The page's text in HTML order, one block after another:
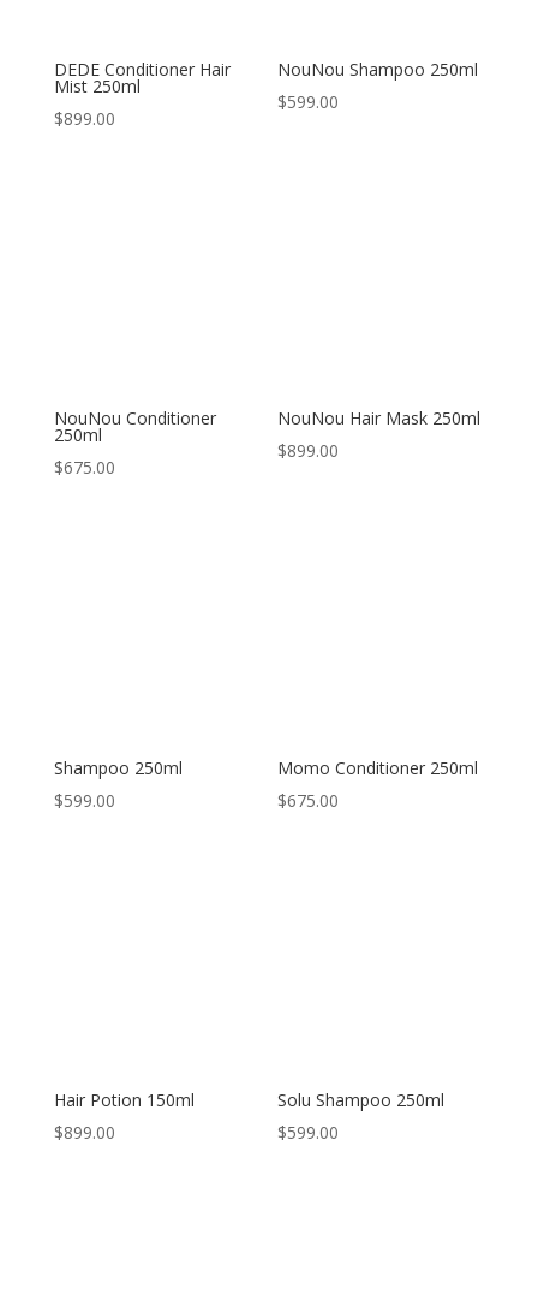
DEDE Conditioner Hair
Mist 250ml
$899.00
NouNou Shampoo 250ml
$599.00
NouNou Conditioner
250ml
$675.00
NouNou Hair Mask 250ml
$899.00
Shampoo 250ml
$599.00
Momo Conditioner 250ml
$675.00
Hair Potion 150ml
$899.00
Solu Shampoo 250ml
$599.00